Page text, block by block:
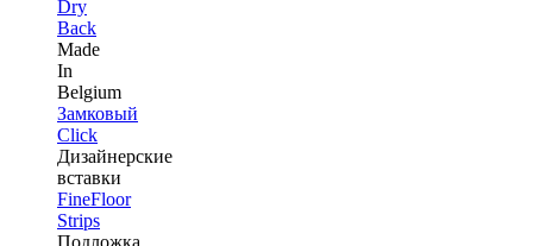
Dry
Back
Made
In
Belgium
Замковый
Click
Дизайнерские
вставки
FineFloor
Strips
Подложка